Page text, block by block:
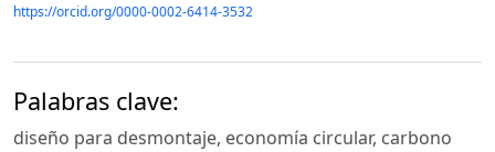
https://orcid.org/0000-0002-6414-3532
Palabras clave:
diseño para desmontaje, economía circular, carbono